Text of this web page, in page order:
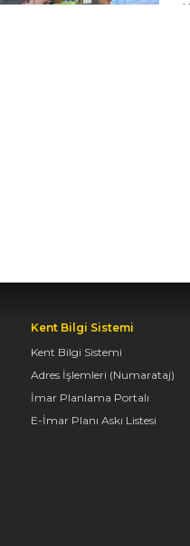
Kent Bilgi Sistemi
Kent Bilgi Sistemi
Adres İşlemleri (Numarataj)
İmar Planlama Portalı
E-İmar Planı Askı Listesi